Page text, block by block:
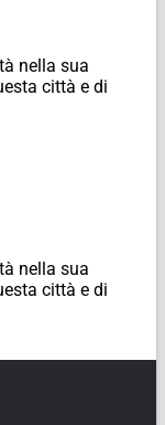
nella sua
città e di
nella sua
città e di